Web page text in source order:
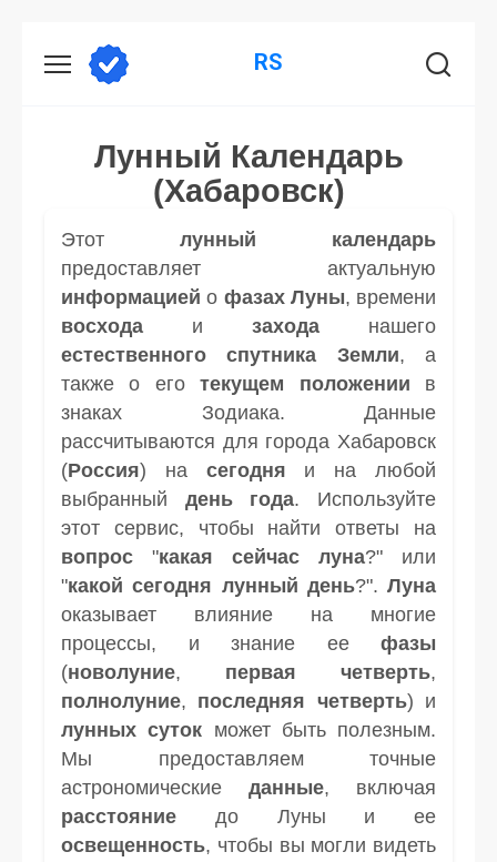
RS
Лунный Календарь
(Хабаровск)
Этот лунный календарь
предоставляет актуальную
информацией о фазах Луны, времени
восхода и захода нашего
естественного спутника
Земли, а
также о еготекущем положении в
знаках Зодиака. Данные
рассчитываются для города Хабаровск
(Россия) на сегодня и на любой
выбранный день года. Используйте
этот сервис, чтобы найти ответы на
вопрос "какая сейчас луна?" или
"какой сегодня лунный день?". Луна
оказывает влияние на многие
процессы, и знание ее фазы
(новолуние, первая четверть,
полнолуние, последняя четверть) и
лунных суток может быть полезным.
Мы предоставляем точные
астрономические данные, включая
расстояние до Луны и ее
освещенность, чтобы вы могли видеть